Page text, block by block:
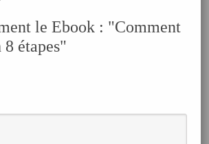
le Ebook : "Comment
étapes"